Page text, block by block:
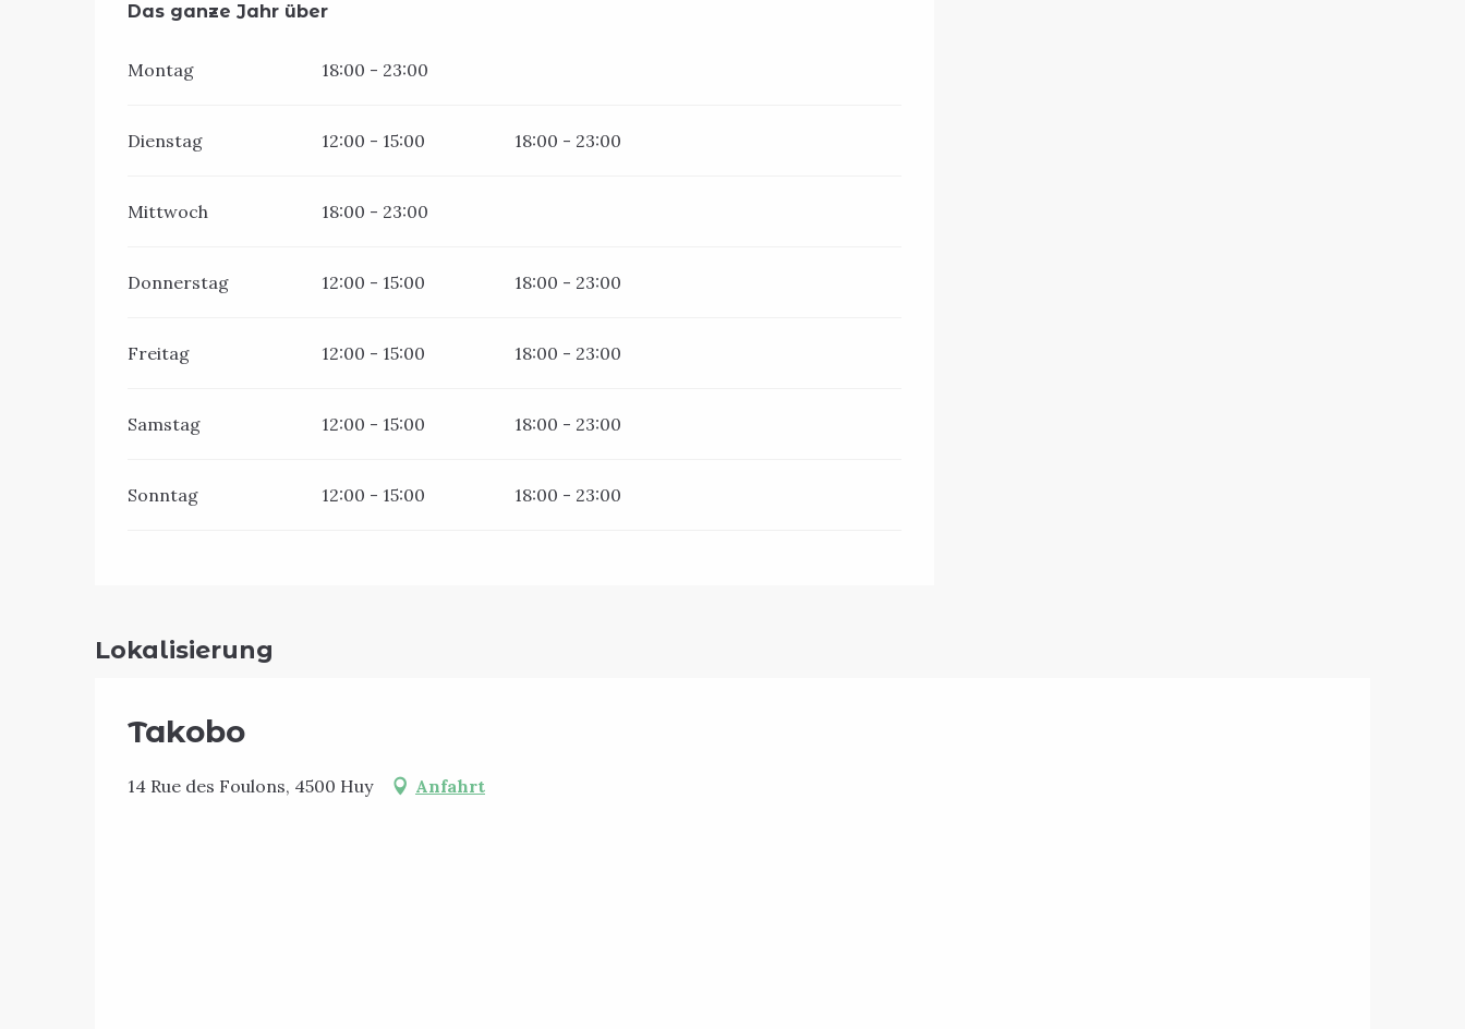
Das ganze Jahr über
Das ganze Jahr über
Montag 18:00 - 23:00
Dienstag 12:00 - 15:00 18:00 - 23:00
Mittwoch 18:00 - 23:00
Donnerstag 12:00 - 15:00 18:00 - 23:00
Freitag 12:00 - 15:00 18:00 - 23:00
Samstag 12:00 - 15:00 18:00 - 23:00
Sonntag 12:00 - 15:00 18:00 - 23:00
Lokalisierung
Takobo
14 Rue des Foulons, 4500 Huy Anfahrt